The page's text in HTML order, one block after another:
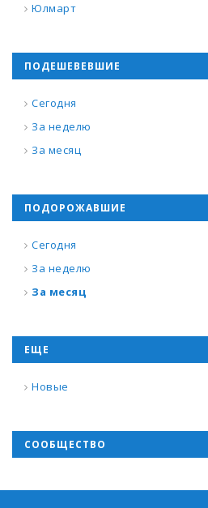
Юлмарт
ПОДЕШЕВЕВШИЕ
Сегодня
За неделю
За месяц
ПОДОРОЖАВШИЕ
Сегодня
За неделю
За месяц
ЕЩЕ
Новые
СООБЩЕСТВО